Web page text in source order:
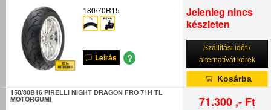
180/70R15
Leírás ?
Jelenleg nincs
készleten
Szállítási időt /
alternatívát kérek
Kosárba
150/80B16 PIRELLI NIGHT DRAGON FRO 71H TL
MOTORGUMI 71.300 ,- Ft